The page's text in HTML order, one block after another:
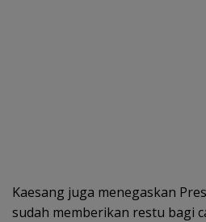
Kaesang juga menegaskan
sudah memberikan restu bagi